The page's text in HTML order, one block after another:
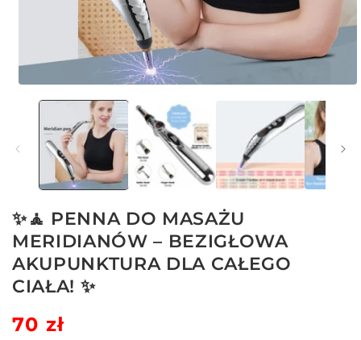
multimedia
modalnym
✨🧘 PENNA DO MASAŻU
MERIDIANÓW – BEZIGŁOWA
AKUPUNKTURA DLA CAŁEGO
CIAŁA! ✨
Cena
70 zł
Cena